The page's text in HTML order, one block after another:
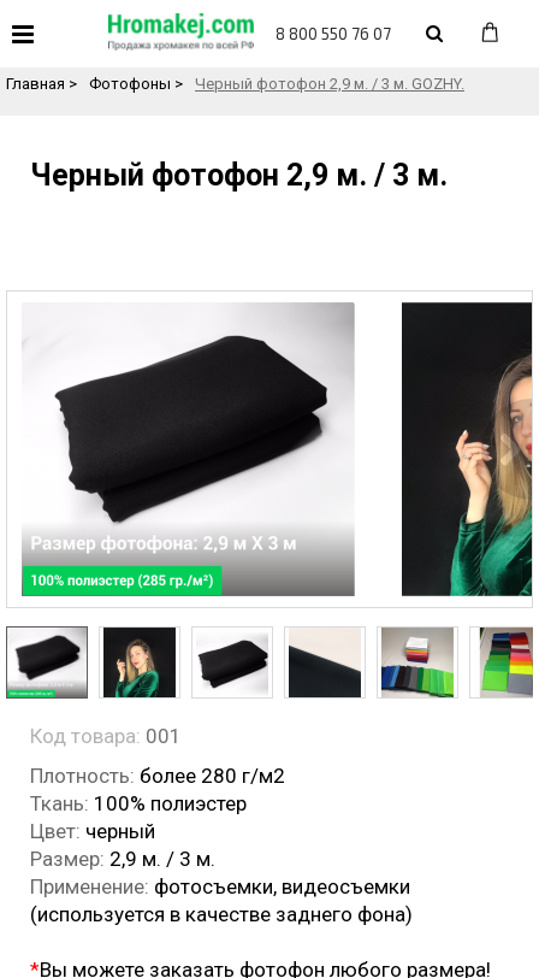
8 800 550 76 07
Назад в каталог товаров
Главная > Фотофоны > Черный фотофон 2,9 м. / 3 м. GOZHY.
Черный фотофон 2,9 м. / 3 м.
Код товара: 001
Плотность: более 280 г/м2
Ткань: 100% полиэстер
Цвет: черный
Размер: 2,9 м. / 3 м.
Применение: фотосъемки, видеосъемки
(используется в качестве заднего фона)
*Вы можете заказать фотофон любого размера!